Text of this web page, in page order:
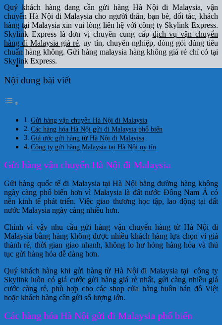
Quý khách hàng đang cần gửi hàng Hà Nội đi Malaysia, vận
chuyển Hà Nội đi Malaysia cho người thân, bạn bè, đối tác, khách
hàng tại Malaysia xin vui lòng liên hệ với công ty Skylink Express.
Skylink Express là đơn vị chuyên cung cấp dịch vụ vận chuyển
hàng đi Malaysia giá rẻ, uy tín, chuyên nghiệp, đóng gói đúng tiêu
chuẩn hàng không. Gửi hàng malaysia hàng không giá rẻ chỉ có tại
Skylink Express.
Nội dung bài viết
Gửi hàng vận chuyển Hà Nội đi Malaysia
Các hàng hóa Hà Nội gửi đi Malaysia phổ biến
Giá ước gửi hàng từ Hà Nội đi Malayisa
Công ty gửi hàng Malaysia tại Hà Nội uy tín
Gửi hàng vận chuyển Hà Nội đi Malaysia
Gửi hàng quốc tế đi Malaysia tại Hà Nội bằng đường hàng không
ngày càng phổ biến hơn vì Malaysia là đất nước Đông Nam Á có
nền kinh tế phát triển. Việc giao thương học tập, lao động tại đất
nước Malaysia ngày càng nhiều hơn.
Chính vì vậy nhu cầu gửi hàng vận chuyển hàng từ Hà Nội đi
Malaysia bằng hàng không được nhiều khách hàng lựa chọn vì giá
thành rẻ, thời gian giao nhanh, không lo hư hỏng hàng hóa và thủ
tục gửi hàng hóa dễ dàng hơn.
Quý khách hàng khi gửi hàng từ Hà Nội đi Malaysia tại công ty
Skylink luôn có giá cước gửi hàng giá rẻ nhất, gửi càng nhiều giá
cước càng rẻ, phù hợp cho các shop cửa hàng buôn bán đồ Việt
hoặc khách hàng cần gửi số lượng lớn.
Các hàng hóa Hà Nội gửi đi Malaysia phổ biến